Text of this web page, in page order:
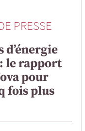
PRESSE
d’énergie
le rapport
pour
fois plus